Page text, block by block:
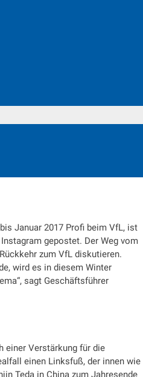
Januar 2017 Profi beim VfL, ist
gepostet. Der Weg vom
zum VfL diskutieren.
wird es in diesem Winter
sagt Geschäftsführer
einer Verstärkung für die
einen Linksfuß, der innen wie
Teda in China zum Jahresende